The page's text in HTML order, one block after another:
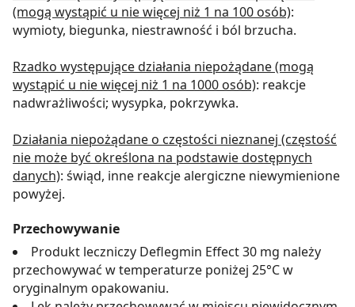
(mogą wystąpić u nie więcej niż 1 na 100 osób):
wymioty, biegunka, niestrawność i ból brzucha.
Rzadko występujące działania niepożądane (mogą
wystąpić u nie więcej niż 1 na 1000 osób): reakcje
nadwrażliwości; wysypka, pokrzywka.
Działania niepożądane o częstości nieznanej (częstość
nie może być określona na podstawie dostępnych
danych): świąd, inne reakcje alergiczne niewymienione
powyżej.
Przechowywanie
Produkt leczniczy Deflegmin Effect 30 mg należy
przechowywać w temperaturze poniżej 25°C w
oryginalnym opakowaniu.